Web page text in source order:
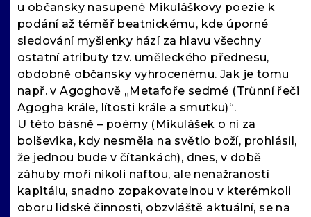
u občansky nasupené Mikuláškovy poezie k
podání až téměř beatnickému, kde úporné
sledování myšlenky hází za hlavu všechny
ostatní atributy tzv. uměleckého přednesu,
obdobně občansky vyhrocenému. Jak je tomu
např. v Agoghově „Metafoře sedmé (Trůnní řeči
Agogha krále, lítosti krále a smutku)“.
U této básně – poémy (Mikulášek o ní za
bolševika, kdy nesměla na světlo boží, prohlásil,
že jednou bude v čítankách), dnes, v době
záhuby moří nikoli naftou, ale nenažraností
kapitálu, snadno zopakovatelnou v kterémkoli
oboru lidské činnosti, obzvláště aktuální, se na